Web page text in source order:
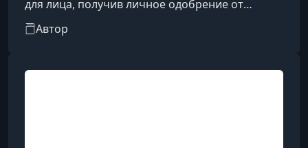
для лица, получив личное одобрение от
Кэролл Мэджио — создательницы известной
методики. Её цель — помогать женщинам
уколов и пластики. Уже более четырнадцати
Автор